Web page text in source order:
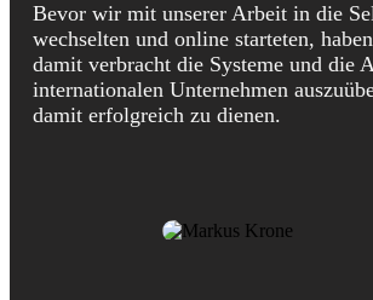
Bevor wir mit unserer Arbeit in die
wechselten und online starteten,
damit verbracht die Systeme und die
internationalen Unternehmen
damit erfolgreich zu dienen.